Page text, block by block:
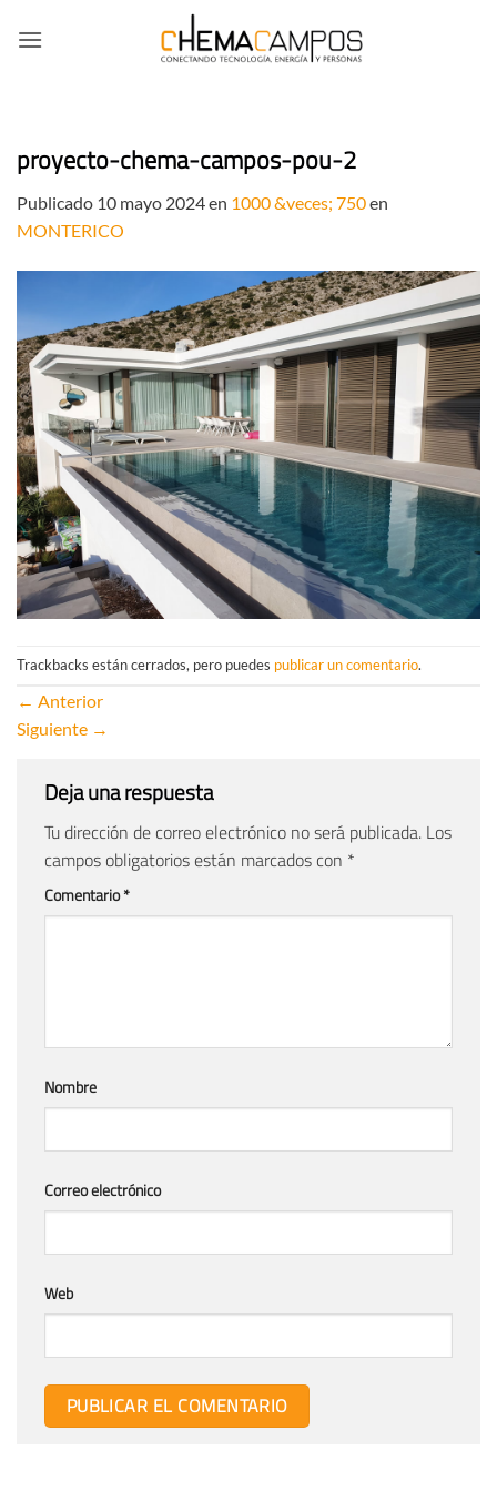
proyecto-chema-campos-pou-2
Publicado 10 mayo 2024en 1000 &veces; 750en
MONTERICO
Trackbacks están cerrados, pero puedes publicar un comentario.
← Anterior
Siguiente →
Deja una respuesta
Tu dirección de correo electrónico no será publicada. Los
campos obligatorios están marcados con *
Comentario*
Nombre
Correo electrónico
Web